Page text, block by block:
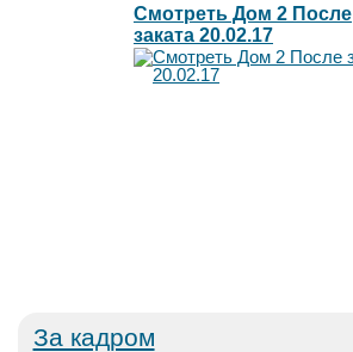
Смотреть Дом 2 После
заката 20.02.17
За кадром